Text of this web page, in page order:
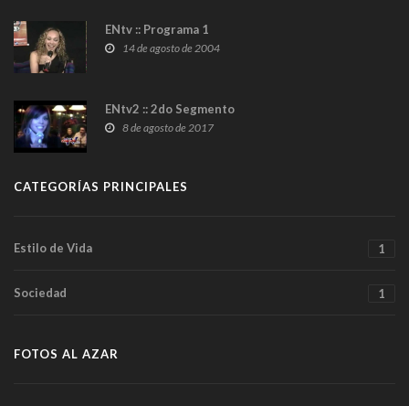
ENtv :: Programa 1
14 de agosto de 2004
ENtv2 :: 2do Segmento
8 de agosto de 2017
CATEGORÍAS PRINCIPALES
Estilo de Vida 1
Sociedad 1
FOTOS AL AZAR